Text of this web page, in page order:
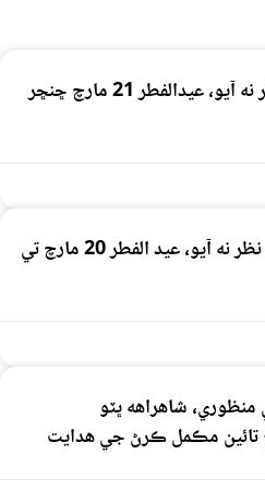
پاڪستان ۾ شوال جو چنڊ نظر نه آيو، عيدالفطر 21 مارچ ڇنڇر
سعودي عرب ۾ شوال جو چنڊ نظر نه آيو، عيد الفطر 20 مارچ تي
شاهراهه ڀٽو